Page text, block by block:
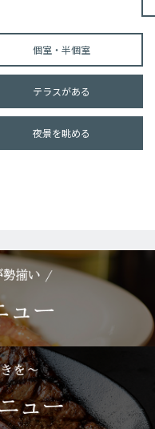
個室・半個室
テラスがある
夜景を眺める